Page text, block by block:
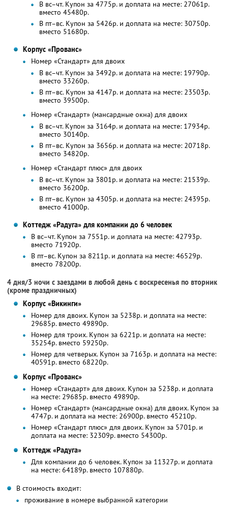
В вс–чт. Купон за 4775р. и доплата на месте: 27061р.
вместо 45480р.
В пт–вс. Купон за 5426р. и доплата на месте: 30750р.
вместо 51680р.
Корпус «Прованс»
Номер «Стандарт» для двоих
В вс–чт. Купон за 3492р. и доплата на месте: 19790р.
вместо 33260р.
В пт–вс. Купон за 4147р. и доплата на месте: 23503р.
вместо 39500р.
Номер «Стандарт» (мансардные окна) для двоих
В вс–чт. Купон за 3164р. и доплата на месте: 17934р.
вместо 30140р.
В пт–вс. Купон за 3656р. и доплата на месте: 20718р.
вместо 34820р.
Номер «Стандарт плюс» для двоих
В вс–чт. Купон за 3801р. и доплата на месте: 21539р.
вместо 36200р.
В пт–вс. Купон за 4305р. и доплата на месте: 24395р.
вместо 41000р.
Коттедж «Радуга» для компании до 6 человек
В вс–чт. Купон за 7551р. и доплата на месте: 42793р.
вместо 71920р.
В пт–вс. Купон за 8211р. и доплата на месте: 46529р.
вместо 78200р.
4 дня/3 ночи с заездами в любой день с воскресенья по вторник
(кроме праздничных)
Корпус «Викинги»
Номер для двоих. Купон за 5238р. и доплата на месте:
29685р. вместо 49890р.
Номер для троих. Купон за 6221р. и доплата на месте:
35254р. вместо 59250р.
Номер для четверых. Купон за 7163р. и доплата на месте:
40591р. вместо 68220р.
Корпус «Прованс»
Номер «Стандарт» для двоих. Купон за 5238р. и доплата
на месте: 29685р. вместо 49890р.
Номер «Стандарт» (мансардные окна) для двоих. Купон за
4747р. и доплата на месте: 26900р. вместо 45210р.
Номер «Стандарт плюс» для двоих. Купон за 5701р. и
доплата на месте: 32309р. вместо 54300р.
Коттедж «Радуга»
Для компании до 6 человек. Купон за 11327р. и доплата
на месте: 64189р. вместо 107880р.
В стоимость входит:
проживание в номере выбранной категории